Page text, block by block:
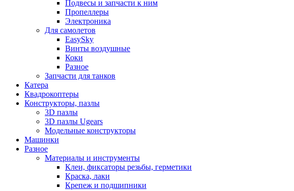
Подвесы и запчасти к ним
Пропеллеры
Электроника
Для самолетов
EasySky
Винты воздушные
Коки
Разное
Запчасти для танков
Катера
Квадрокоптеры
Конструкторы, пазлы
3D пазлы
3D пазлы Ugears
Модельные конструкторы
Машинки
Разное
Материалы и инструменты
Клеи, фиксаторы резьбы, герметики
Краска, лаки
Крепеж и подшипники